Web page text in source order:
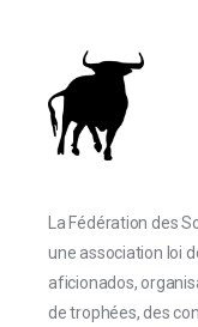
La Fédération des
une association loi
aficionados,
de trophées, des